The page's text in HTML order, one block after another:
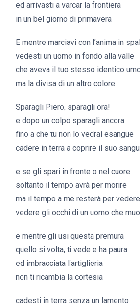
ed arrivasti a varcar la frontiera
in un bel giorno di primavera
E mentre marciavi con l’anima in
vedesti un uomo in fondo alla valle
che aveva il tuo stesso identico
ma la divisa di un altro colore
Sparagli Piero, sparagli ora!
e dopo un colpo sparagli ancora
fino a che tu non lo vedrai esangue
cadere in terra a coprire il suo
e se gli spari in fronte o nel cuore
soltanto il tempo avrà per morire
ma il tempo a me resterà per vedere
vedere gli occhi di un uomo che
e mentre gli usi questa premura
quello si volta, ti vede e ha paura
ed imbracciata l’artiglieria
non ti ricambia la cortesia
cadesti in terra senza un lamento